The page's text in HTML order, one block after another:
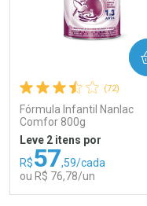
(72)
Fórmula Infantil Nanlac
Comfor 800g
Leve 2 itens por
R$57,59/cada
ou R$ 76,78/un
COMPRAR